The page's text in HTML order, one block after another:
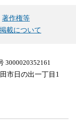
著作権等
載について
3000020352161
市日の出一丁目1